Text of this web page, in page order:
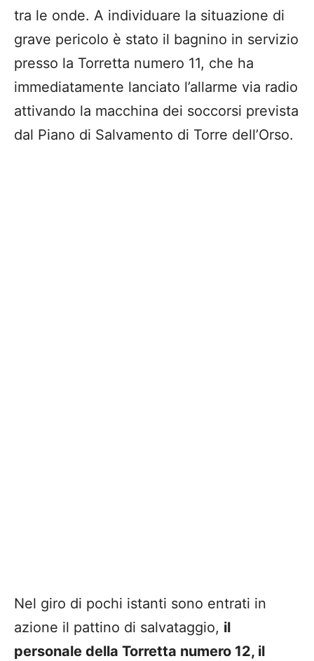
tra le onde. A individuare la situazione di
grave pericolo è stato il bagnino in servizio
presso la Torretta numero 11, che ha
immediatamente lanciato l’allarme via radio
attivando la macchina dei soccorsi prevista
dal Piano di Salvamento di Torre dell’Orso.
Nel giro di pochi istanti sono entrati in
azione il pattino di salvataggio, il
personale della Torretta numero 12, il